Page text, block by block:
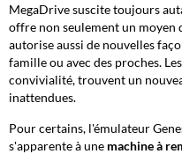
MegaDrive suscite toujours
offre non seulement un moyen
autorise aussi de nouvelles
famille ou avec des proches.
convivialité, trouvent un
inattendues.
Pour certains, l'émulateur
s'apparente à une machine à